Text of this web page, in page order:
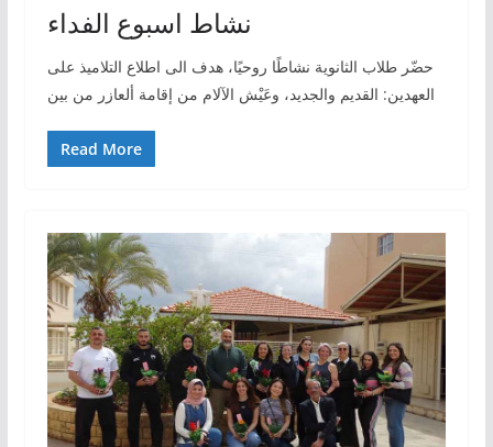
نشاط اسبوع الفداء
حضّر طلاب الثانوية نشاطًا روحيًا، هدف الى اطلاع التلاميذ على
العهدين: القديم والجديد، وعَيْش الآلام من إقامة ألعازر من بين
Read More